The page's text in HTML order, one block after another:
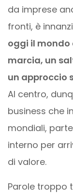
da imprese
fronti, è
oggi il mondo
marcia, un
un approccio
Al centro,
business che
mondiali,
interno per
di valore.
Parole troppo